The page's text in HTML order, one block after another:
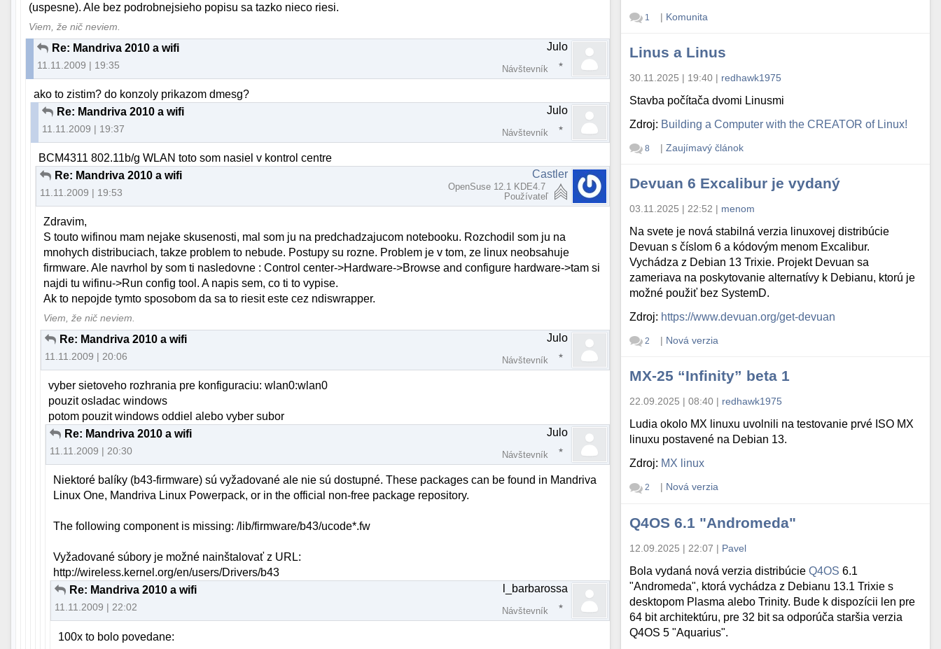
(uspesne). Ale bez podrobnejsieho popisu sa tazko nieco riesi.
Viem, že nič neviem.
Re: Mandriva 2010 a wifi
11.11.2009 | 19:35
Julo
Návštevník
ako to zistim? do konzoly prikazom dmesg?
Re: Mandriva 2010 a wifi
11.11.2009 | 19:37
Julo
Návštevník
BCM4311 802.11b/g WLAN toto som nasiel v kontrol centre
Re: Mandriva 2010 a wifi
11.11.2009 | 19:53
Castler
OpenSuse 12.1 KDE4.7
Používateľ
Zdravim,
S touto wifinou mam nejake skusenosti, mal som ju na predchadzajucom notebooku. Rozchodil som ju na
mnohych distribuciach, takze problem to nebude. Postupy su rozne. Problem je v tom, ze linux neobsahuje
firmware. Ale navrhol by som ti nasledovne : Control center->Hardware->Browse and configure hardware->tam si
najdi tu wifinu->Run config tool. A napis sem, co ti to vypise.
Ak to nepojde tymto sposobom da sa to riesit este cez ndiswrapper.
Viem, že nič neviem.
Re: Mandriva 2010 a wifi
11.11.2009 | 20:06
Julo
Návštevník
vyber sietoveho rozhrania pre konfiguraciu: wlan0:wlan0
pouzit osladac windows
potom pouzit windows oddiel alebo vyber subor
Re: Mandriva 2010 a wifi
11.11.2009 | 20:30
Julo
Návštevník
Niektoré balíky (b43-firmware) sú vyžadované ale nie sú dostupné. These packages can be found in Mandriva
Linux One, Mandriva Linux Powerpack, or in the official non-free package repository.
The following component is missing: /lib/firmware/b43/ucode*.fw
Vyžadované súbory je možné nainštalovať z URL:
http://wireless.kernel.org/en/users/Drivers/b43
Re: Mandriva 2010 a wifi
11.11.2009 | 22:02
l_barbarossa
Návštevník
100x to bolo povedane:
1 | Komunita
Linus a Linus
30.11.2025 | 19:40 | redhawk1975
Stavba počítača dvomi Linusmi
Zdroj: Building a Computer with the CREATOR of Linux!
8 | Zaujímavý článok
Devuan 6 Excalibur je vydaný
03.11.2025 | 22:52 | menom
Na svete je nová stabilná verzia linuxovej distribúcie
Devuan s číslom 6 a kódovým menom Excalibur.
Vychádza z Debian 13 Trixie. Projekt Devuan sa
zameriava na poskytovanie alternatívy k Debianu, ktorú je
možné použiť bez SystemD.
Zdroj: https://www.devuan.org/get-devuan
2 | Nová verzia
MX-25 “Infinity” beta 1
22.09.2025 | 08:40 | redhawk1975
Ludia okolo MX linuxu uvolnili na testovanie prvé ISO MX
linuxu postavené na Debian 13.
Zdroj: MX linux
2 | Nová verzia
Q4OS 6.1 "Andromeda"
12.09.2025 | 22:07 | Pavel
Bola vydaná nová verzia distribúcieQ4OS 6.1
"Andromeda", ktorá vychádza z Debianu 13.1 Trixie s
desktopom Plasma alebo Trinity. Bude k dispozícii len pre
64 bit architektúru, pre 32 bit sa odporúča staršia verzia
Q4OS 5 "Aquarius".